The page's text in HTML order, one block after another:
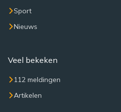
Sport
Nieuws
Veel bekeken
112 meldingen
Artikelen